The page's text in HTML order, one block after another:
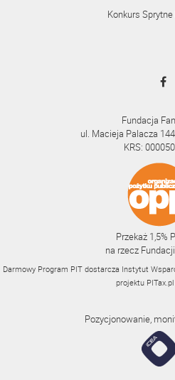
Konkurs
Fundacja
ul. Macieja Palacza
KRS:
Przekaż 1,5%
na rzecz
Darmowy Program PIT dostarcza Instytut
projektu PITax.pl
Pozycjonowanie,